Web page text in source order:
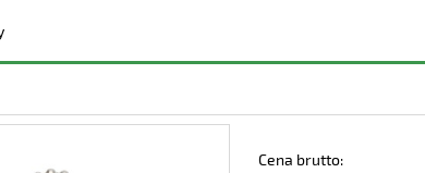
Cena brutto: